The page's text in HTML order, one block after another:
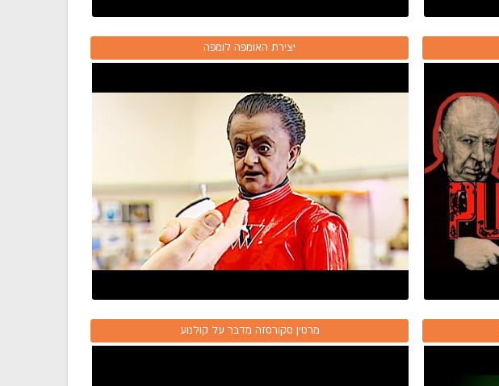
יצירת האומפה לומפה
מרטין סקורסזה מדבר על קולנוע